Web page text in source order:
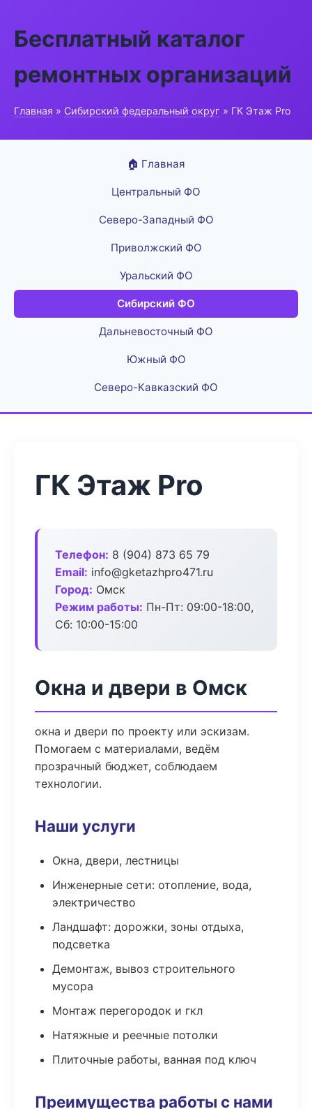
Бесплатный каталог
ремонтных организаций
Главная » Сибирский федеральный округ » ГК Этаж Pro
🏠 Главная
Центральный ФО
Северо-Западный ФО
Приволжский ФО
Уральский ФО
Сибирский ФО
Дальневосточный ФО
Южный ФО
Северо-Кавказский ФО
ГК Этаж Pro
Телефон: 8 (904) 873 65 79
Email: info@gketazhpro471.ru
Город: Омск
Режим работы: Пн-Пт: 09:00-18:00,
Сб: 10:00-15:00
Окна и двери в Омск
окна и двери по проекту или эскизам.
Помогаем с материалами, ведём
прозрачный бюджет, соблюдаем
технологии.
Наши услуги
Окна, двери, лестницы
Инженерные сети: отопление, вода,
электричество
Ландшафт: дорожки, зоны отдыха,
подсветка
Демонтаж, вывоз строительного
мусора
Монтаж перегородок и гкл
Натяжные и реечные потолки
Плиточные работы, ванная под ключ
Преимущества работы с нами